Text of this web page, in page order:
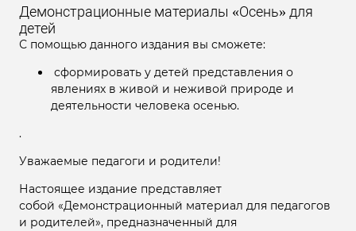
Демонстрационные материалы «Осень» для
детей
С помощью данного издания вы сможете:
сформировать у детей представления о
явлениях в живой и неживой природе и
деятельности человека осенью.
.
Уважаемые педагоги и родители!
Настоящее издание представляет
собой «Демонстрационный материал для педагогов
и родителей», предназначенный для